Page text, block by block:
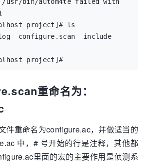
project]#
重命名为：
件重命名为configure.ac，并做适当的
中，# 号开始的行是注释，其他都
里面的宏的主要作用是侦测系